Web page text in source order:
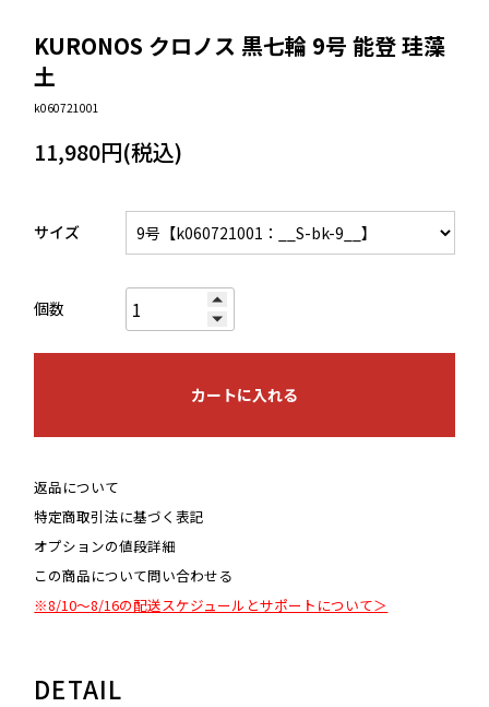
KURONOS クロノス 黒七輪 9号 能登 珪藻
土
k060721001
11,980円(税込)
サイズ
個数
カートに入れる
返品について
特定商取引法に基づく表記
オプションの値段詳細
この商品について問い合わせる
※8/10～8/16の配送スケジュールとサポートについて＞
DETAIL